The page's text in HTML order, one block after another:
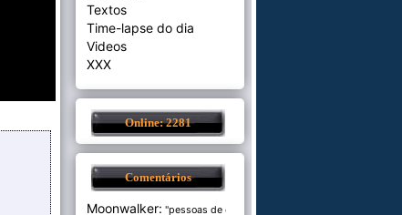
Textos
Time-lapse do dia
Videos
XXX
Online: 2281
Comentários
Moonwalker: "pessoas de cer...